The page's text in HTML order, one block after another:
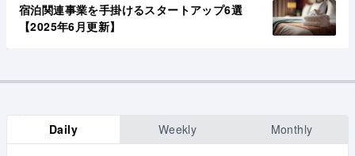
宿泊関連事業を手掛けるスタートアップ6選
【2025年6月更新】
Daily Weekly Monthly